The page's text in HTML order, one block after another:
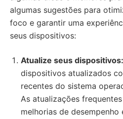
algumas sugestões para
foco e garantir uma
seus dispositivos:
Atualize seus dispositivos:
dispositivos atualizados
recentes do sistema
As atualizações
melhorias de